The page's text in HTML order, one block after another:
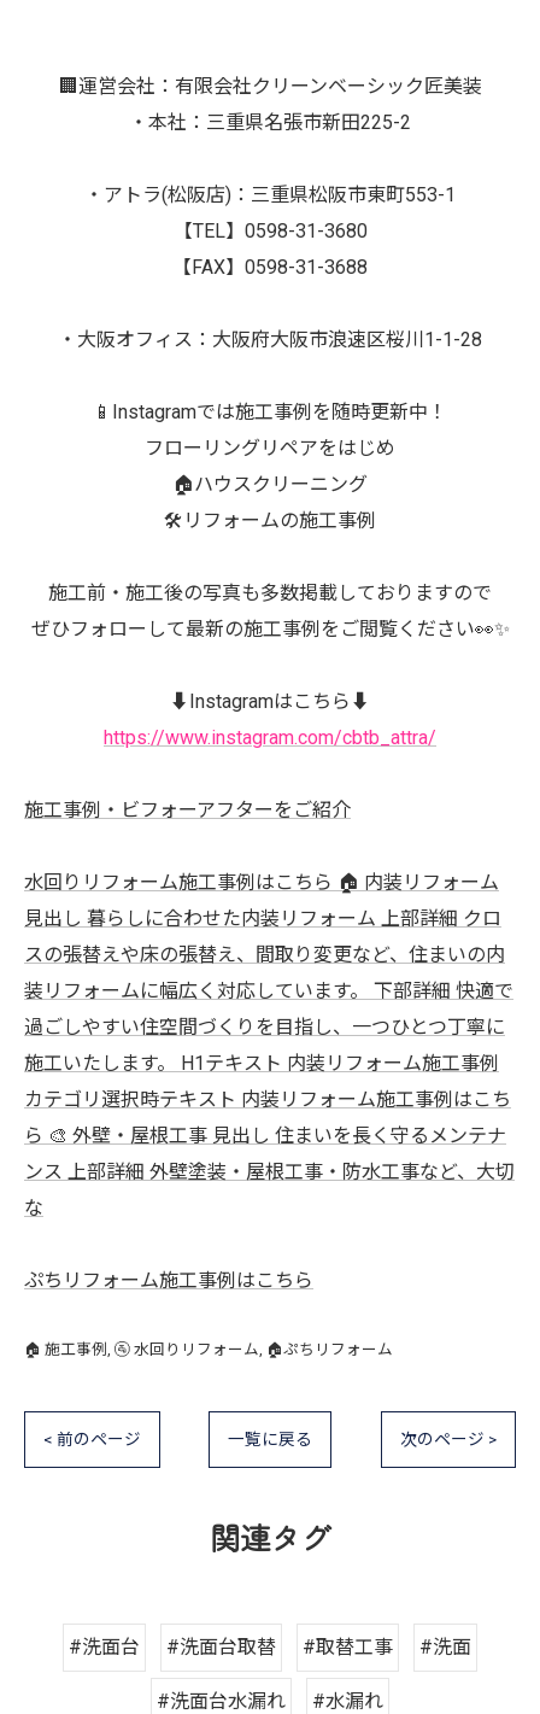
🏢運営会社：有限会社クリーンベーシック匠美装
・本社：三重県名張市新田225-2
・アトラ(松阪店)：三重県松阪市東町553-1
【TEL】0598-31-3680
【FAX】0598-31-3688
・大阪オフィス：大阪府大阪市浪速区桜川1-1-28
📱Instagramでは施工事例を随時更新中！
フローリングリペアをはじめ
🏠ハウスクリーニング
🛠️リフォームの施工事例
施工前・施工後の写真も多数掲載しておりますので
ぜひフォローして最新の施工事例をご閲覧ください👀✨
⬇️Instagramはこちら⬇️
https://www.instagram.com/cbtb_attra/
施工事例・ビフォーアフターをご紹介
水回りリフォーム施工事例はこちら 🏠 内装リフォーム
見出し 暮らしに合わせた内装リフォーム 上部詳細 クロ
スの張替えや床の張替え、間取り変更など、住まいの内
装リフォームに幅広く対応しています。 下部詳細 快適で
過ごしやすい住空間づくりを目指し、一つひとつ丁寧に
施工いたします。 H1テキスト 内装リフォーム施工事例
カテゴリ選択時テキスト 内装リフォーム施工事例はこち
ら 🎨 外壁・屋根工事 見出し 住まいを長く守るメンテナ
ンス 上部詳細 外壁塗装・屋根工事・防水工事など、大切
な
ぷちリフォーム施工事例はこちら
🏠 施工事例 🚰 水回りリフォーム 🏠ぷちリフォーム
< 前のページ 一覧に戻る 次のページ >
関連タグ
#洗面台 #洗面台取替 #取替工事 #洗面
#洗面台水漏れ #水漏れ